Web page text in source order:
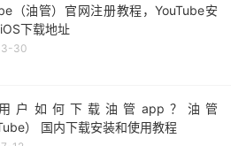
（油管）官网注册教程，YouTube安
下载地址
30
户如何下载油管app？油管
） 国内下载安装和使用教程